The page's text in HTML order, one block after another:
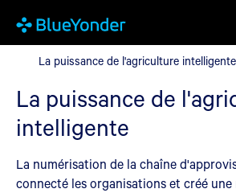
La puissance de l'agriculture intelligente
La puissance de l'agriculture intelligente
La puissance de
intelligente
La numérisation de la chaîne
connecté les organisations et créé